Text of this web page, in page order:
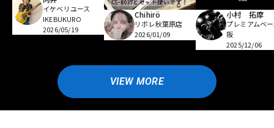
イケベリユース
IKEBUKURO
2026/05/19
Chihirö
リボレ秋葉原店
2026/01/09
小村 拓摩
プレミアムベ
阪
2025/12/06
VIEW MORE